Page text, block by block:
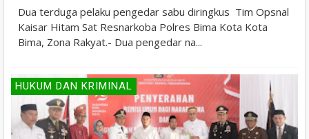
Dua terduga pelaku pengedar sabu diringkus Tim Opsnal
Kaisar Hitam Sat Resnarkoba Polres Bima Kota Kota
Bima, Zona Rakyat.- Dua pengedar na...
HUKUM DAN KRIMINAL